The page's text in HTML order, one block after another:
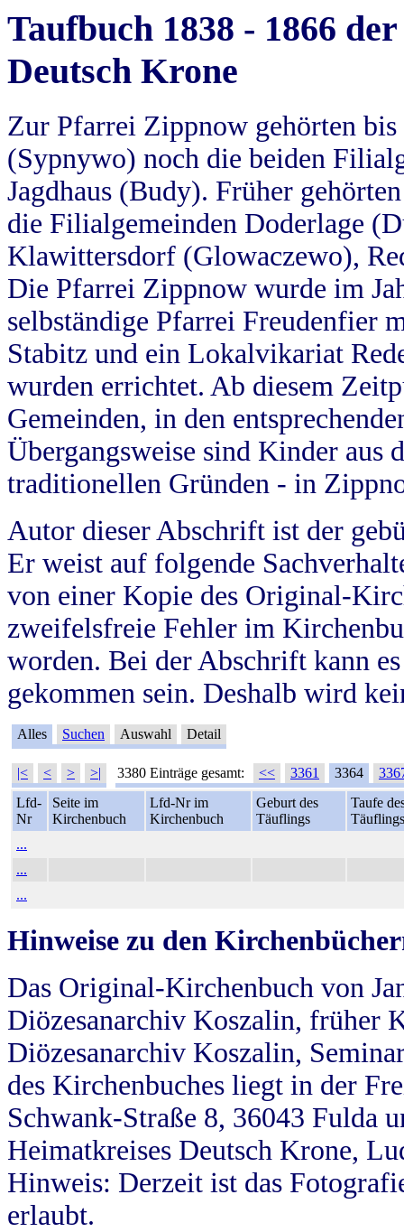
Taufbuch 1838 - 1866
Deutsch Krone
Zur Pfarrei Zippnow gehörten
(Sypnywo) noch die beiden
Jagdhaus (Budy). Früher
die Filialgemeinden Doderlage
Klawittersdorf (Glowaczewo),
Die Pfarrei Zippnow wurde im
selbständige Pfarrei Freudenfier
Stabitz und ein Lokalvikariat
wurden errichtet. Ab diesem
Gemeinden, in den
Übergangsweise sind Kinder aus
traditionellen Gründen - in
Autor dieser Abschrift ist der
Er weist auf folgende
von einer Kopie des Original-
zweifelsfreie Fehler im
worden. Bei der Abschrift kann
gekommen sein. Deshalb wird
Alles Suchen Auswahl Detail
|< < > >| 3380 Einträge gesamt: << 3361 3364
Lfd-
Nr
Seite im
Kirchenbuch
Lfd-Nr im
Kirchenbuch
Geburt des
Täuflings
Taufe
Täuflings
...
...
...
Hinweise zu den
Das Original-Kirchenbuch von
Diözesanarchiv Koszalin, früher
Diözesanarchiv Koszalin,
des Kirchenbuches liegt in der
Schwank-Straße 8, 36043 Fulda
Heimatkreises Deutsch Krone,
Hinweis: Derzeit ist das
erlaubt.